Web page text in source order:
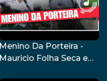
Menino Da Porteira -
Mauricio Folha Seca e